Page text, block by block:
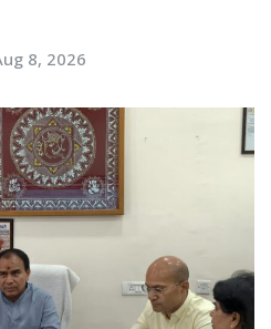
8, 2026